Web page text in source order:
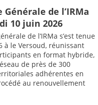
Générale de l’IRMa
10 juin 2026
de l’IRMa s’est tenue
à le Versoud, réunissant
en format hybride,
de près de 300
adhérentes en
au renouvellement